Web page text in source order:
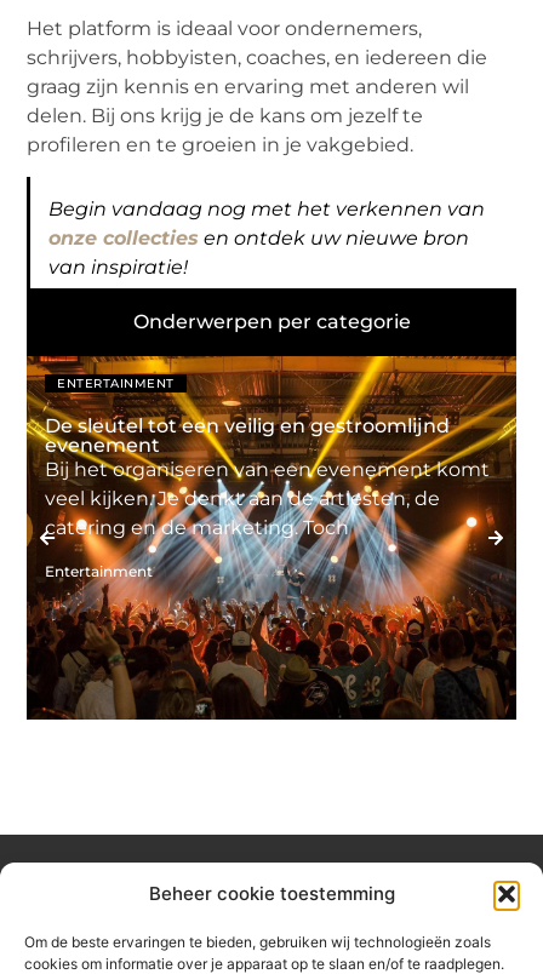
Beheer cookie toestemming
Om de beste ervaringen te bieden, gebruiken wij technologieën zoals
cookies om informatie over je apparaat op te slaan en/of te raadplegen.
Het platform is ideaal voor ondernemers,
schrijvers, hobbyisten, coaches, en iedereen die
graag zijn kennis en ervaring met anderen wil
delen. Bij ons krijg je de kans om jezelf te
profileren en te groeien in je vakgebied.
Begin vandaag nog met het verkennen van
onze collecties en ontdek uw nieuwe bron
van inspiratie!
Onderwerpen per categorie
ENTERTAINMENT
De sleutel tot een veilig en gestroomlijnd
evenement
Bij het organiseren van een evenement komt
veel kijken. Je denkt aan de artiesten, de
catering en de marketing. Toch
Entertainment
Jouw gids voor inspiratie en tips uit het dagelijks leven.
Ontdek een brede verzameling blogs en artikelen die je helpen